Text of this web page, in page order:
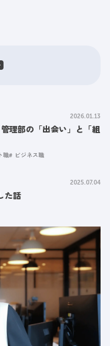
2026.01.13
理部の「出会い」と「組
職 ビジネス職
2025.07.04
た話